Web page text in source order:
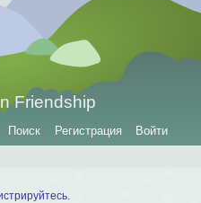
Friendship
Поиск Регистрация Войти